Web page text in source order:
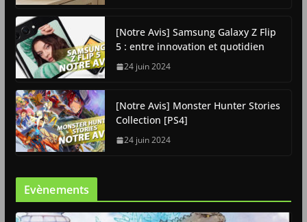
[Notre Avis] Samsung Galaxy Z Flip
5 : entre innovation et quotidien
24 juin 2024
[Notre Avis] Monster Hunter Stories
Collection [PS4]
24 juin 2024
Evènements